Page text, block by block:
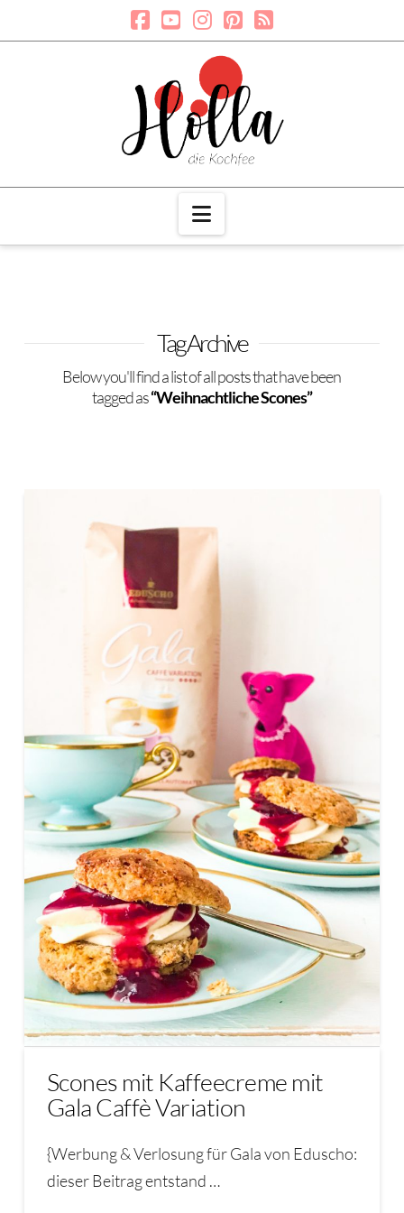
Navigation
Tag Archive
Below you'll find a list of all posts that have been
tagged as“Weihnachtliche Scones”
Scones mit Kaffeecreme mit
Gala Caffè Variation
{Werbung & Verlosung für Gala von Eduscho:
dieser Beitrag entstand …